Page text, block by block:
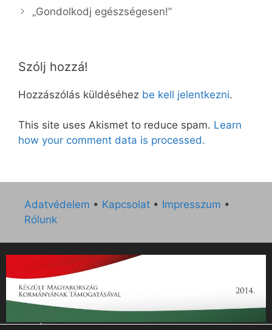
„Gondolkodj egészségesen!”
Szólj hozzá!
Hozzászólás küldéséhez be kell jelentkezni.
This site uses Akismet to reduce spam. Learn
how your comment data is processed.
Adatvédelem • Kapcsolat • Impresszum •
Rólunk